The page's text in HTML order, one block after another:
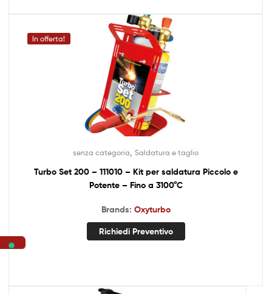
In offerta!
senza categoria, Saldatura e taglio
Turbo Set 200 – 111010 – Kit per saldatura Piccolo e
Potente – Fino a 3100°C
Brands: Oxyturbo
Richiedi Preventivo